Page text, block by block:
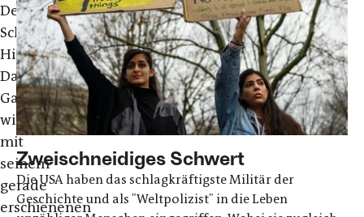
Der
Schweizer
Historiker
Daniele
Ganser
will
mit
seinem
gerade
erschienenen
Zweischneidiges Schwert
Die USA haben das schlagkräftigste Militär der
Geschichte und als "Weltpolizist" in die Leben